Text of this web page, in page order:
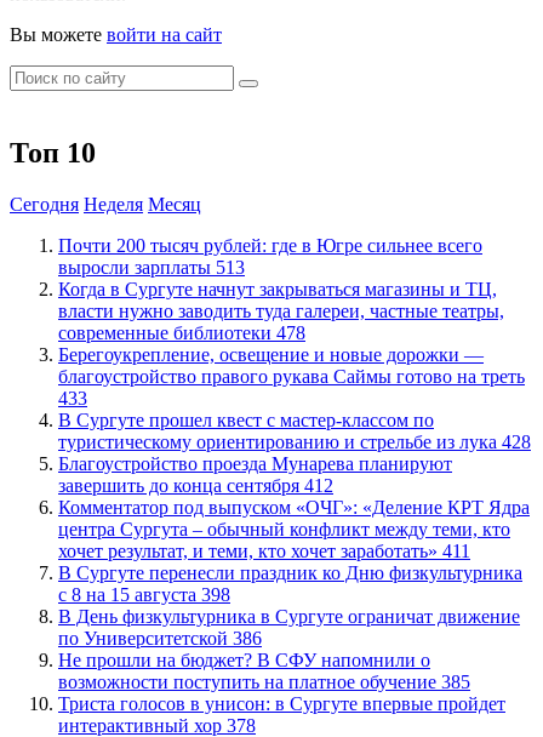
Вы можете войти на сайт
Топ 10
Сегодня Неделя Месяц
​Почти 200 тысяч рублей: где в Югре сильнее всего
выросли зарплаты 513
​Когда в Сургуте начнут закрываться магазины и ТЦ,
власти нужно заводить туда галереи, частные театры,
современные библиотеки 478
Берегоукрепление, освещение и новые дорожки —
благоустройство правого рукава Саймы готово на треть
433
В Сургуте прошел квест с мастер-классом по
туристическому ориентированию и стрельбе из лука 428
Благоустройство проезда Мунарева планируют
завершить до конца сентября 412
​Комментатор под выпуском «ОЧГ»: «Деление КРТ Ядра
центра Сургута – обычный конфликт между теми, кто
хочет результат, и теми, кто хочет заработать» 411
​В Сургуте перенесли праздник ко Дню физкультурника
с 8 на 15 августа 398
​В День физкультурника в Сургуте ограничат движение
по Университетской 386
Не прошли на бюджет? В СФУ напомнили о
возможности поступить на платное обучение 385
​Триста голосов в унисон: в Сургуте впервые пройдет
интерактивный хор 378